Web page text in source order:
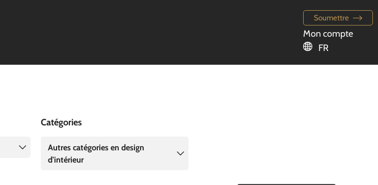
Soumettre
Mon compte
FR
Catégories
Autres catégories en design
d'intérieur